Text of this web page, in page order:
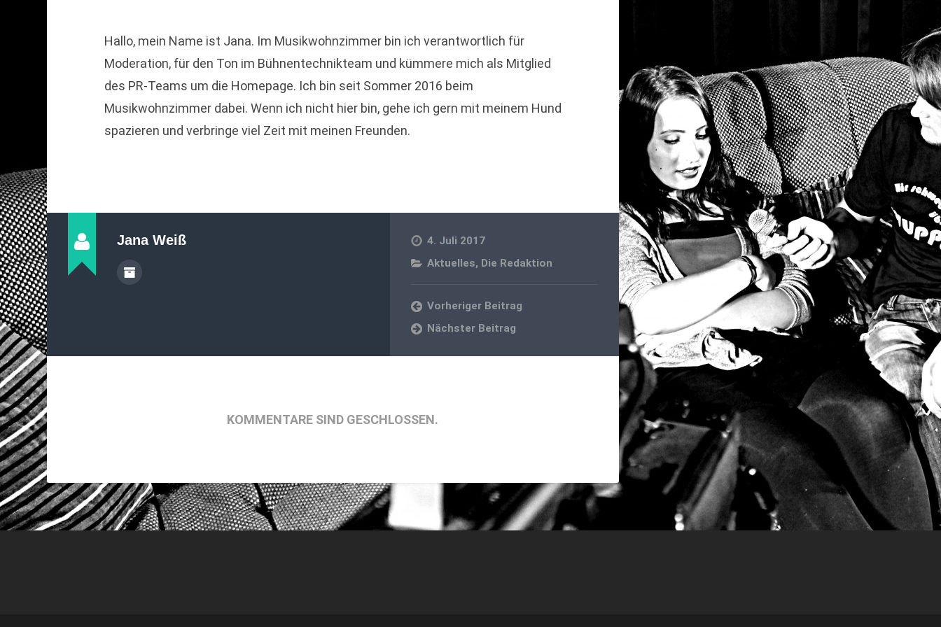
Hallo, mein Name ist Jana. Im Musikwohnzimmer bin ich verantwortlich für
Moderation, für den Ton im Bühnentechnikteam und kümmere mich als Mitglied
des PR-Teams um die Homepage. Ich bin seit Sommer 2016 beim
Musikwohnzimmer dabei. Wenn ich nicht hier bin, gehe ich gern mit meinem Hund
spazieren und verbringe viel Zeit mit meinen Freunden.
Jana Weiß
4. Juli 2017
Aktuelles, Die Redaktion
Vorheriger Beitrag
Nächster Beitrag
KOMMENTARE SIND GESCHLOSSEN.